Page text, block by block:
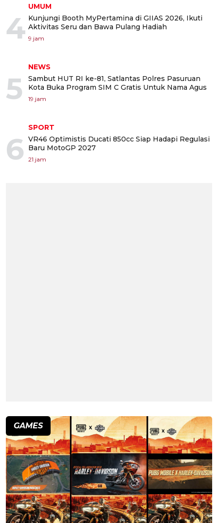
4
UMUM
Kunjungi Booth MyPertamina di GIIAS 2026, Ikuti
Aktivitas Seru dan Bawa Pulang Hadiah
9 jam
5
NEWS
Sambut HUT RI ke-81, Satlantas Polres Pasuruan
Kota Buka Program SIM C Gratis Untuk Nama Agus
19 jam
6
SPORT
VR46 Optimistis Ducati 850cc Siap Hadapi Regulasi
Baru MotoGP 2027
21 jam
GAMES